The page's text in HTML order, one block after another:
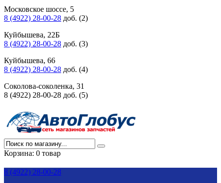
Московское шоссе, 5
8 (4922) 28-00-28 доб. (2)
Куйбышева, 22Б
8 (4922) 28-00-28 доб. (3)
Куйбышева, 66
8 (4922) 28-00-28 доб. (4)
Соколова-соколенка, 31
8 (4922) 28-00-28 доб. (5)
Корзина: 0 товар
8 (4922) 28-00-28